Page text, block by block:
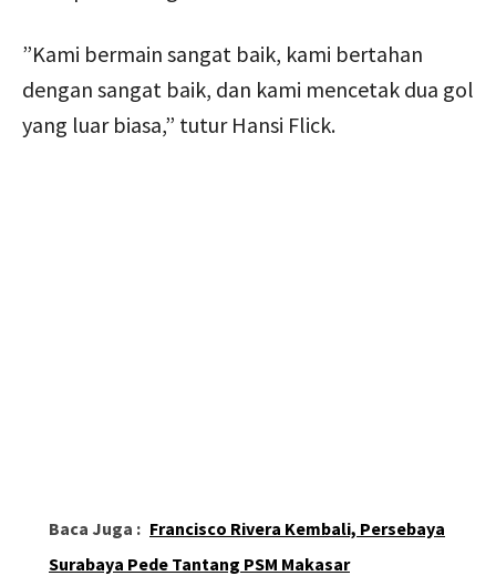
”Kami bermain sangat baik, kami bertahan
dengan sangat baik, dan kami mencetak dua gol
yang luar biasa,” tutur Hansi Flick.
Baca Juga : Francisco Rivera Kembali, Persebaya
Surabaya Pede Tantang PSM Makasar